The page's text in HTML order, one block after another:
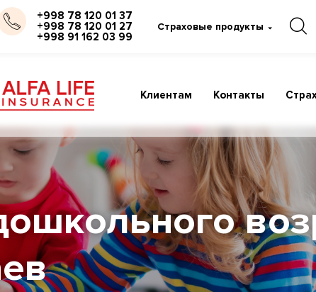
+998 78 120 01 37
+998 78 120 01 27
+998 91 162 03 99
Страховые продукты
Клиентам Контакты